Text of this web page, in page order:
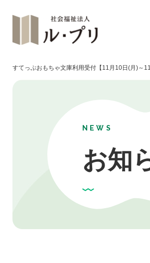
すてっぷおもちゃ文庫利用受付【11月10日(月)～
NEWS
お知